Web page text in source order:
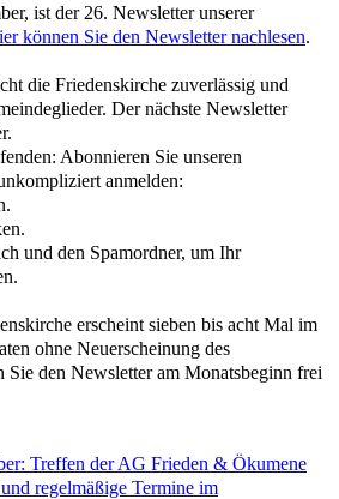
ist der 26. Newsletter unserer
können Sie den Newsletter nachlesen.
die Friedenskirche zuverlässig und
Der nächste Newsletter
Abonnieren Sie unseren
anmelden:
und den Spamordner, um Ihr
erscheint sieben bis acht Mal im
ohne Neuerscheinung des
Sie den Newsletter am Monatsbeginn frei
Treffen der AG Frieden & Ökumene
regelmäßige Termine im